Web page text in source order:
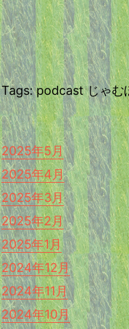
Tags: podcast じゃむ
2025年5月
2025年4月
2025年3月
2025年2月
2025年1月
2024年12月
2024年11月
2024年10月